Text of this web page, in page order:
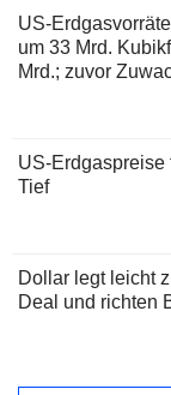
US-
um 33 Mrd.
Mrd.; zuvor
US-Erdgaspreise
Tief
Dollar legt leicht
Deal und richten